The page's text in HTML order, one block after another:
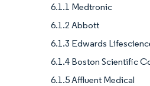
6.1.1 Medtronic
6.1.2 Abbott
6.1.3 Edwards
6.1.4 Boston Scientific
6.1.5 Affluent Medical